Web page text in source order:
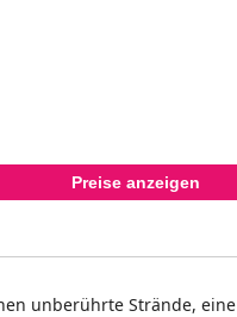
Preise anzeigen
unberührte Strände, eine